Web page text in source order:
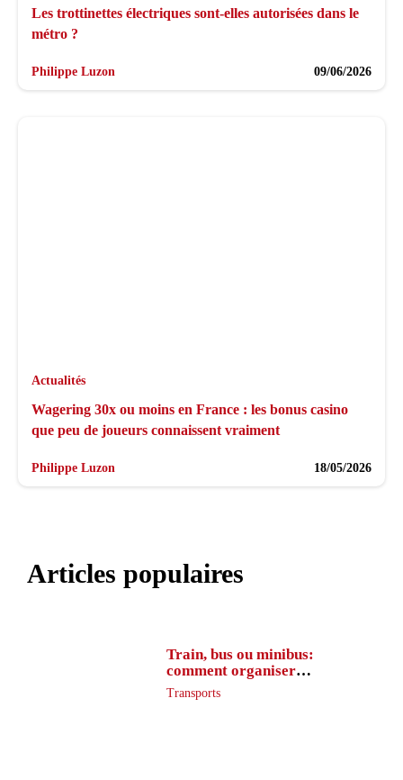
Les trottinettes électriques sont-elles autorisées dans le
métro ?
Philippe Luzon 09/06/2026
Actualités
Wagering 30x ou moins en France : les bonus casino
que peu de joueurs connaissent vraiment
Philippe Luzon 18/05/2026
Articles populaires
Train, bus ou minibus:
comment organiser
l’itinéraire en France
Transports